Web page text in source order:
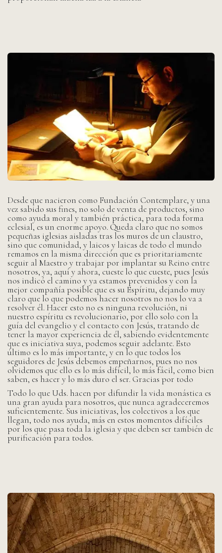
Desde que nacieron como Fundación Contemplare, y una
vez sabido sus fines, no solo de venta de productos, sino
como ayuda moral y también práctica, para toda forma
eclesial, es un enorme apoyo. Queda claro que no somos
pequeñas iglesias aisladas tras los muros de un claustro,
sino que comunidad, y laicos y laicas de todo el mundo
remamos en la misma dirección que es prioritariamente
seguir al Maestro y trabajar por implantar su Reino entre
nosotros, ya, aquí y ahora, cueste lo que cueste, pues Jesús
nos indicó el camino y ya estamos prevenidos y con la
mejor compañía posible que es su Espíritu, dejando muy
claro que lo que podemos hacer nosotros no nos lo va a
resolver él. Hacer esto no es ninguna revolución, ni
nuestro espíritu es revolucionario, por ello solo con la
guía del evangelio y el contacto con Jesús, tratando de
tener la mayor experiencia de él, sabiendo evidentemente
que es iniciativa suya, podemos seguir adelante. Esto
último es lo más importante, y en lo que todos los
seguidores de Jesús debemos empeñarnos, pues no nos
olvidemos que ello es lo más difícil, lo más fácil, como bien
saben, es hacer y lo más duro el ser. Gracias por todo
Todo lo que Uds. hacen por difundir la vida monástica es
una gran ayuda para nosotros, que nunca agradeceremos
suficientemente. Sus iniciativas, los colectivos a los que
llegan, todo nos ayuda, más en estos momentos difíciles
por los que pasa toda la iglesia y que deben ser también de
purificación para todos.